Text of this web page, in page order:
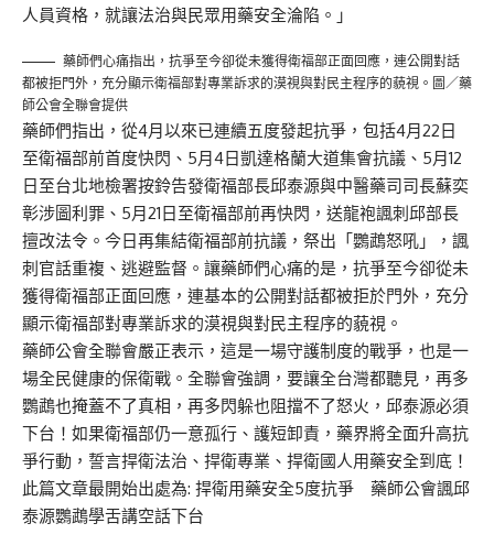
人員資格，就讓法治與民眾用藥安全淪陷。」
藥師們心痛指出，抗爭至今卻從未獲得衛福部正面回應，連公開對話
都被拒門外，充分顯示衛福部對專業訴求的漠視與對民主程序的藐視。圖／藥
師公會全聯會提供
藥師們指出，從4月以來已連續五度發起抗爭，包括4月22日
至衛福部前首度快閃、5月4日凱達格蘭大道集會抗議、5月12
日至台北地檢署按鈴告發衛福部長邱泰源與中醫藥司司長蘇奕
彰涉圖利罪、5月21日至衛福部前再快閃，送龍袍諷刺邱部長
擅改法令。今日再集結衛福部前抗議，祭出「鸚鵡怒吼」，諷
刺官話重複、逃避監督。讓藥師們心痛的是，抗爭至今卻從未
獲得衛福部正面回應，連基本的公開對話都被拒於門外，充分
顯示衛福部對專業訴求的漠視與對民主程序的藐視。
藥師公會全聯會嚴正表示，這是一場守護制度的戰爭，也是一
場全民健康的保衛戰。全聯會強調，要讓全台灣都聽見，再多
鸚鵡也掩蓋不了真相，再多閃躲也阻擋不了怒火，邱泰源必須
下台！如果衛福部仍一意孤行、護短卸責，藥界將全面升高抗
爭行動，誓言捍衛法治、捍衛專業、捍衛國人用藥安全到底！
此篇文章最開始出處為: 捍衛用藥安全5度抗爭 藥師公會諷邱
泰源鸚鵡學舌講空話下台